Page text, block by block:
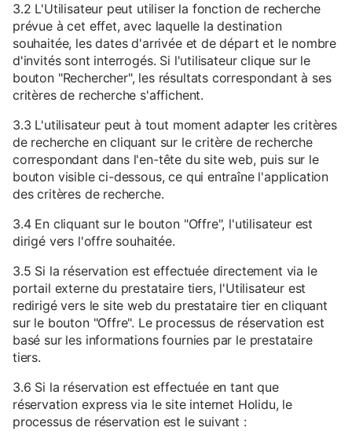
3.2 L'Utilisateur peut utiliser la fonction de recherche
prévue à cet effet, avec laquelle la destination
souhaitée, les dates d'arrivée et de départ et le nombre
d'invités sont interrogés. Si l'utilisateur clique sur le
bouton "Rechercher", les résultats correspondant à ses
critères de recherche s'affichent.
3.3 L'utilisateur peut à tout moment adapter les critères
de recherche en cliquant sur le critère de recherche
correspondant dans l'en-tête du site web, puis sur le
bouton visible ci-dessous, ce qui entraîne l'application
des critères de recherche.
3.4 En cliquant sur le bouton "Offre", l'utilisateur est
dirigé vers l'offre souhaitée.
3.5 Si la réservation est effectuée directement via le
portail externe du prestataire tiers, l'Utilisateur est
redirigé vers le site web du prestataire tier en cliquant
sur le bouton "Offre". Le processus de réservation est
basé sur les informations fournies par le prestataire
tiers.
3.6 Si la réservation est effectuée en tant que
réservation express via le site internet Holidu, le
processus de réservation est le suivant :